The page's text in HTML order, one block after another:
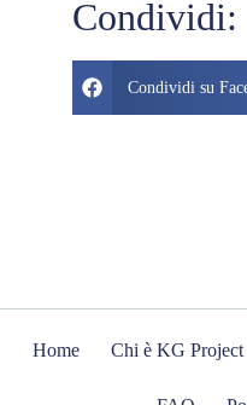
Condividi:
Condividi su
Home Chi è KG Project